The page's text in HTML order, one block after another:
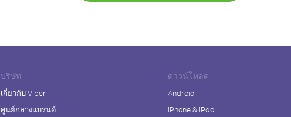
บริษัท
เกี่ยวกับ Viber
ศูนย์กลางแบรนด์
ดาวน์โหลด
Android
iPhone & iPad